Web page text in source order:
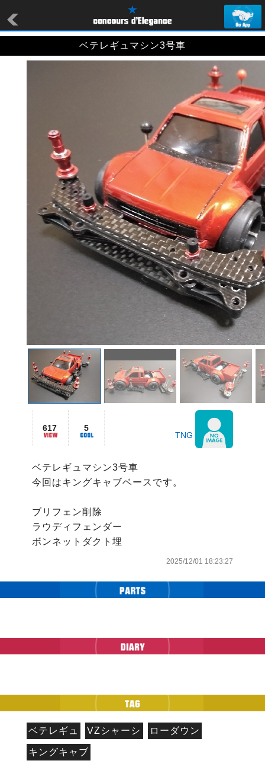
ベテレギュマシン3号車
617 5
TNG
ベテレギュマシン3号車
今回はキングキャブベースです。
ブリフェン削除
ラウディフェンダー
2025/12/01 18:23:27
ベテレギュ VZシャーシ ローダウン
キングキャブ